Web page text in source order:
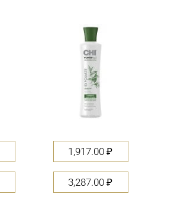
1,917.00₽
3,287.00₽